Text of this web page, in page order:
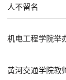
人不留名
机电工程学院举
黄河交通学院教